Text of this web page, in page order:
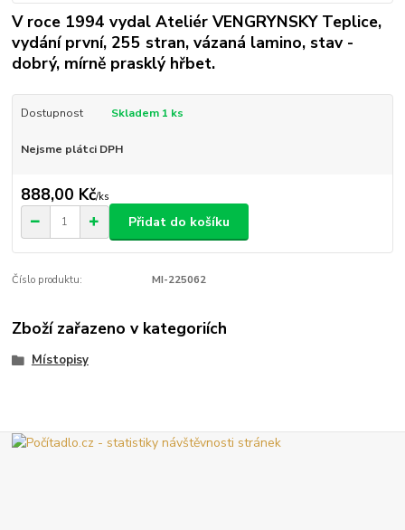
V roce 1994 vydal Ateliér VENGRYNSKY Teplice,
vydání první, 255 stran, vázaná lamino, stav -
dobrý, mírně prasklý hřbet.
Dostupnost Skladem 1 ks
Nejsme plátci DPH
888,00 Kč/ks
Přidat do košíku
Číslo produktu: MI-225062
Zboží zařazeno v kategoriích
Místopisy